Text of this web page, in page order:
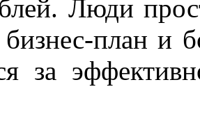
Люди
бизнес-план и
за